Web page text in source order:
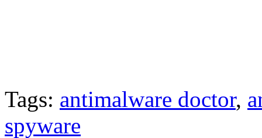
Tags: antimalware doctor,
spyware